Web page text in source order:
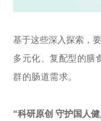
基于这些深入探索，
多元化、复配型的膳
群的肠道需求。
“科研原创 守护国人